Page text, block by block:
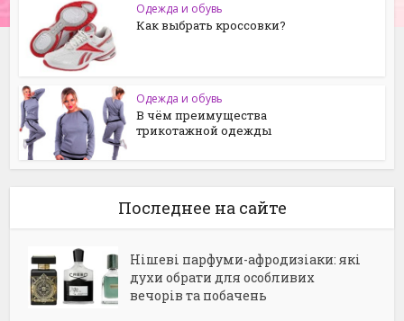
Одежда и обувь
Как выбрать кроссовки?
Одежда и обувь
В чём преимущества
трикотажной одежды
Последнее на сайте
Нішеві парфуми-афродизіаки: які
духи обрати для особливих
вечорів та побачень